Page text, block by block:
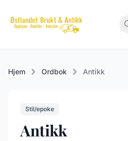
Hjem Ordbok Antikk
Stil/epoke
Antikk